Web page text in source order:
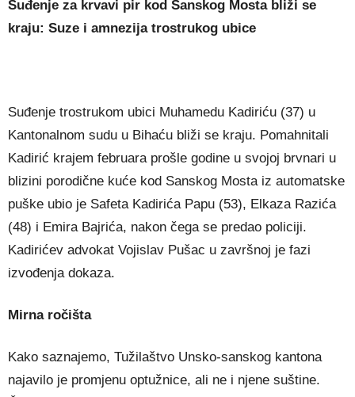
Suđenje za krvavi pir kod Sanskog Mosta bliži se
kraju: Suze i amnezija trostrukog ubice
Suđenje trostrukom ubici Muhamedu Kadiriću (37) u
Kantonalnom sudu u Bihaću bliži se kraju. Pomahnitali
Kadirić krajem februara prošle godine u svojoj brvnari u
blizini porodične kuće kod Sanskog Mosta iz automatske
puške ubio je Safeta Kadirića Papu (53), Elkaza Razića
(48) i Emira Bajrića, nakon čega se predao policiji.
Kadirićev advokat Vojislav Pušac u završnoj je fazi
izvođenja dokaza.
Mirna ročišta
Kako saznajemo, Tužilaštvo Unsko-sanskog kantona
najavilo je promjenu optužnice, ali ne i njene suštine.